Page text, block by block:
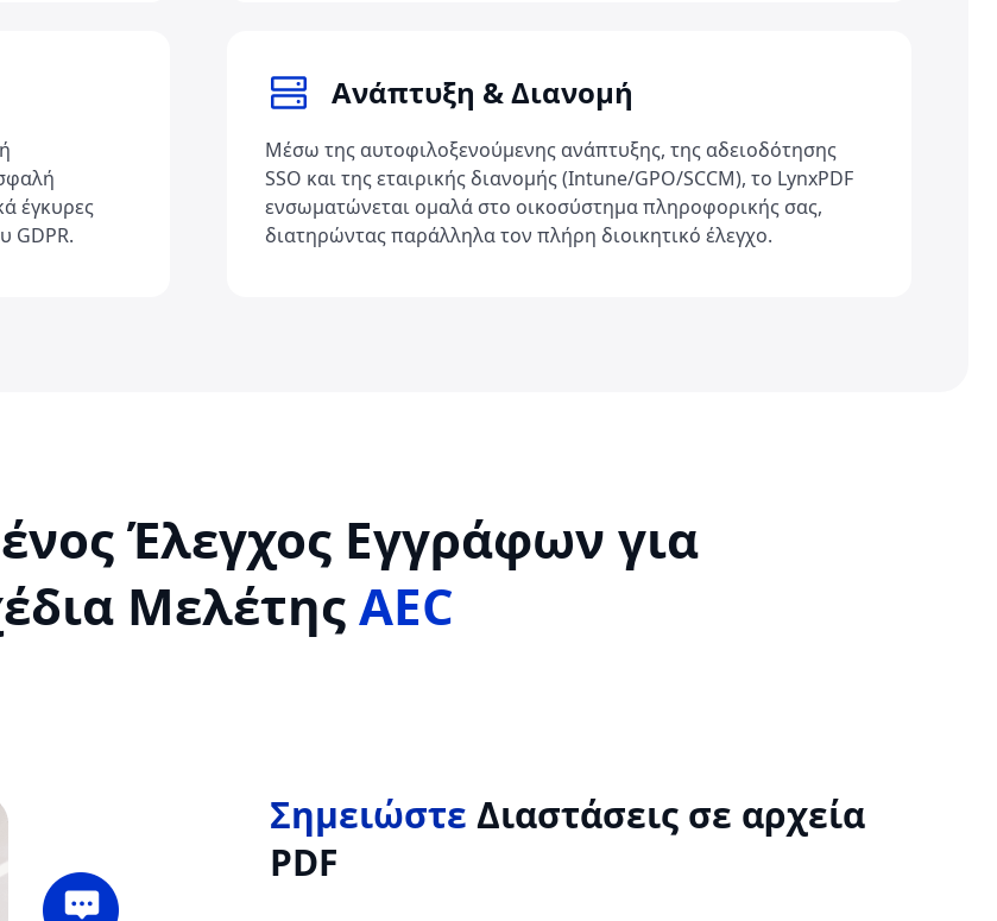
έγκυρες
GDPR.
Ανάπτυξη & Διανομή
Μέσω της αυτοφιλοξενούμενης ανάπτυξης, της αδειοδότησης
SSO και της εταιρικής διανομής (Intune/GPO/SCCM), το LynxPDF
ενσωματώνεται ομαλά στο οικοσύστημα πληροφορικής σας,
διατηρώντας παράλληλα τον πλήρη διοικητικό έλεγχο.
Έλεγχος Εγγράφων για
ΜελέτηςAEC
Σημειώστε Διαστάσεις σε αρχεία
PDF